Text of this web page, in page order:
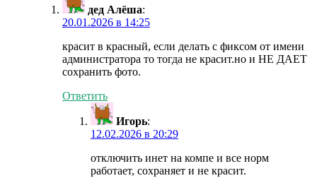
дед Алёша:
20.01.2026 в 14:25
красит в красный, если делать с фиксом от имени
администратора то тогда не красит.но и НЕ ДАЕТ
сохранить фото.
Ответить
Игорь:
12.02.2026 в 20:29
отключить инет на компе и все норм
работает, сохраняет и не красит.